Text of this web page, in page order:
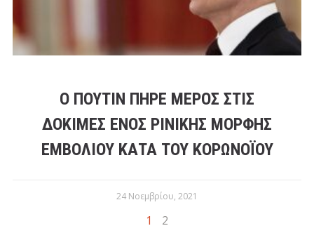
Ο ΠΟΎΤΙΝ ΠΉΡΕ ΜΈΡΟΣ ΣΤΙΣ
ΔΟΚΙΜΈΣ ΕΝΌΣ ΡΙΝΙΚΉΣ ΜΟΡΦΉΣ
ΕΜΒOΛΊΟΥ ΚΑΤΆ ΤΟΥ ΚΟΡΩΝΟΪΟΎ
24 Νοεμβρίου, 2021
1 2